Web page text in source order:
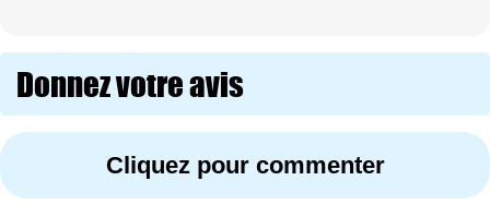
Donnez votre avis
Cliquez pour commenter